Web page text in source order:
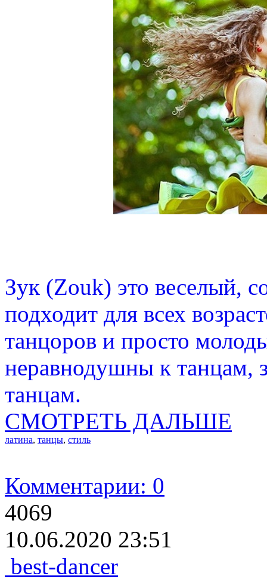
Зук (Zouk) это веселый,
подходит для всех
танцоров и просто
неравнодушны к танцам,
танцам.
СМОТРЕТЬ ДАЛЬШЕ
латина, танцы, стиль
Комментарии: 0
4069
10.06.2020 23:51
best-dancer